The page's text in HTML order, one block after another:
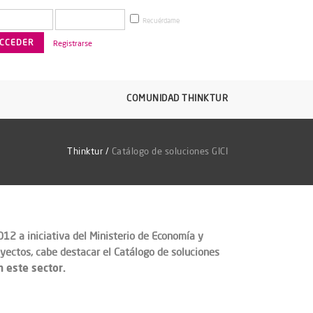
Recuérdame
Registrarse
COMUNIDAD THINKTUR
Thinktur / Catálogo de soluciones GICI
a iniciativa del Ministerio de Economía y
cabe destacar el Catálogo de soluciones
este sector.